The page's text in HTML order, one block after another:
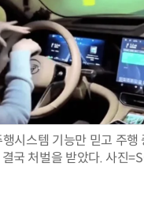
시스템 기능만 믿고 주
국 처벌을 받았다. 사진